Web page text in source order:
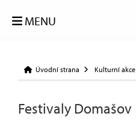
MENU
Úvodní strana Kulturní akce
Festivaly Domašov